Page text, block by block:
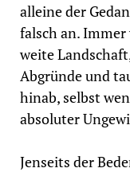
alleine der
falsch an.
weite
Abgründe und
hinab, selbst
absoluter
Jenseits der